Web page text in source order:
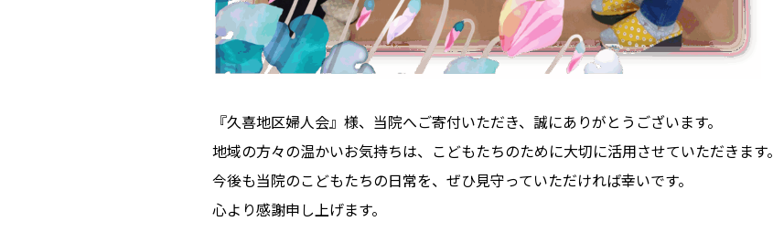
『久喜地区婦人会』様、当院へご寄付いただき、誠にありがとうございます。
地域の方々の温かいお気持ちは、こどもたちのために大切に活用させていただきます。
今後も当院のこどもたちの日常を、ぜひ見守っていただければ幸いです。
心より感謝申し上げます。